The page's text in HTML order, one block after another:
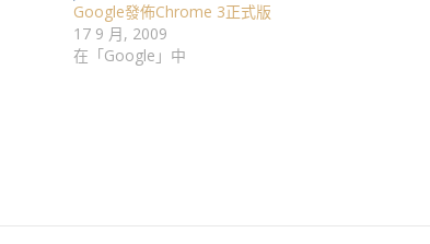
Google發佈Chrome 3正式版
17 9 月, 2009
在「Google」中